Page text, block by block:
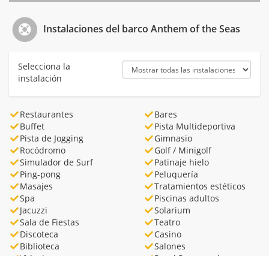
Instalaciones del barco Anthem of the Seas
Selecciona la
instalación
Restaurantes
Bares
Buffet
Pista Multideportiva
Pista de Jogging
Gimnasio
Rocódromo
Golf / Minigolf
Simulador de Surf
Patinaje hielo
Ping-pong
Peluquería
Masajes
Tratamientos estéticos
Spa
Piscinas adultos
Jacuzzi
Solarium
Sala de Fiestas
Teatro
Discoteca
Casino
Biblioteca
Salones